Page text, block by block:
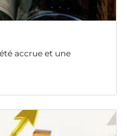
accrue et une